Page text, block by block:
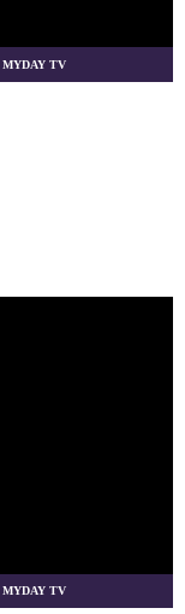
Myday TV
Myday TV